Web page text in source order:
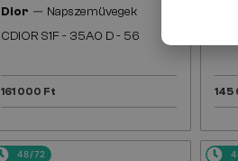
Dior — Napszemüvegek
CDIOR S1F - 35A0 D - 56
161 000 Ft 145
48/72